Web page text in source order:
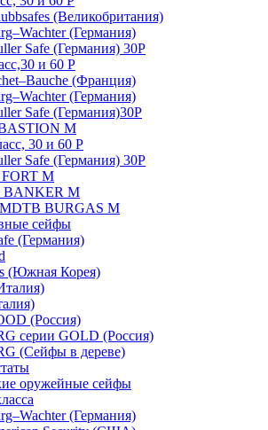
(Великобритания)
(Германия)
Safe (Германия) 30Р
и 60 P
(Франция)
(Германия)
Safe (Германия)30P
M
30 и 60 P
Safe (Германия) 30Р
FORT M
BANKER M
МDTB BURGAS M
сейфы
(Германия)
(Южная Корея)
(Россия)
серии GOLD (Россия)
(Сейфы в дереве)
оружейные сейфы
(Германия)